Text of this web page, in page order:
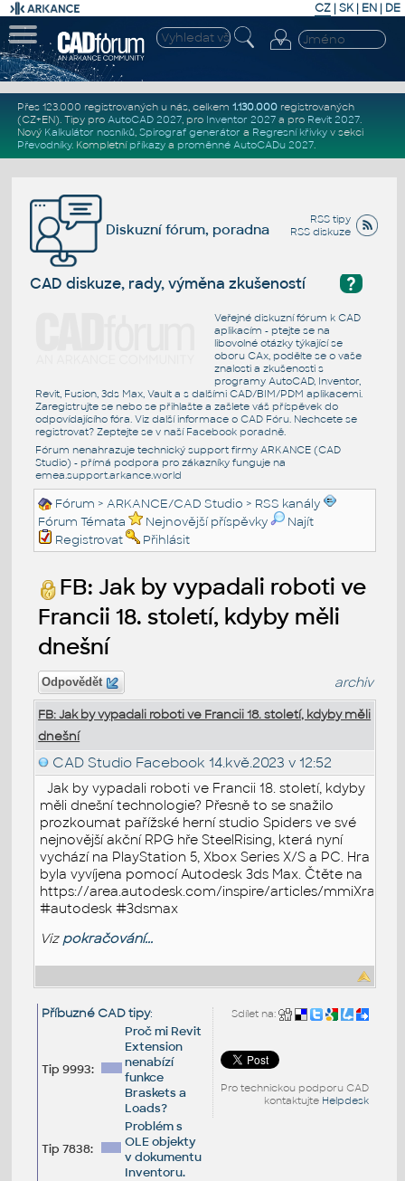
CZ | SK| EN | DE
Přes 123.000 registrovaných u nás, celkem 1.130.000registrovaných
(CZ+EN). Tipy pro AutoCAD 2027, pro Inventor 2027a pro Revit 2027.
Nový Kalkulátor nosníků, Spirograf generátor a Regresní křivkyv sekci
Převodníky. Kompletní příkazya proměnné AutoCADu 2027.
RSS tipy
RSS diskuze
Diskuzní fórum, poradna
?
CAD diskuze, rady, výměna zkušeností
Veřejné diskuzní fórum k CAD
aplikacím - ptejte se na
libovolné otázky týkající se
oboru CAx, podělte se o vaše
znalosti a zkušenosti s
programy AutoCAD, Inventor,
Revit, Fusion, 3ds Max, Vault a s dalšími CAD/BIM/PDM aplikacemi.
Zaregistrujte se nebo se přihlašte a zašlete váš příspěvek do
odpovídajícího fóra. Viz další informace o CAD Fóru. Nechcete se
registrovat? Zeptejte se v naší Facebook poradně.
Fórum nenahrazuje technický support firmy ARKANCE (CAD
Studio) - přímá podpora pro zákazníky funguje na
emea.support.arkance.world
Fórum >ARKANCE/CAD Studio > RSS kanály
Fórum Témata
Nejnovější příspěvky
Najít
Registrovat
Přihlásit
FB: Jak by vypadali roboti ve
Francii 18. století, kdyby měli
dnešní
Odpovědět archiv
FB: Jak by vypadali roboti ve Francii 18. století, kdyby měli
dnešní
CAD Studio Facebook 14.kvě.2023 v 12:52
Jak by vypadali roboti ve Francii 18. století, kdyby
měli dnešní technologie? Přesně to se snažilo
prozkoumat pařížské herní studio Spiders ve své
nejnovější akční RPG hře SteelRising, která nyní
vychází na PlayStation 5, Xbox Series X/S a PC. Hra
byla vyvíjena pomocí Autodesk 3ds Max. Čtěte na
https://area.autodesk.com/inspire/articles/mmiXranpP
#autodesk #3dsmax
Viz pokračování...
Sdílet na:
Pro technickou podporu CAD
kontaktujte Helpdesk
Příbuzné CAD tipy:
Tip 9993:
Proč mi Revit
Extension
nenabízí
funkce
Braskets a
Loads?
Tip 7838:
Problém s
OLE objekty
v dokumentu
Inventoru.